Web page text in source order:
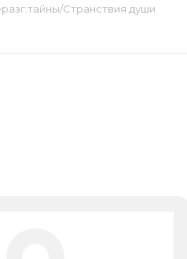
Странствия души